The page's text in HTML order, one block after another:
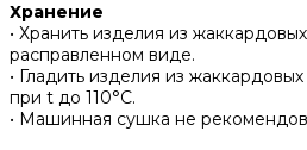
Хранение
• Хранить изделия из
расправленном виде.
• ‌Гладить изделия из
при t до 110°С.
• ‌Машинная сушка не